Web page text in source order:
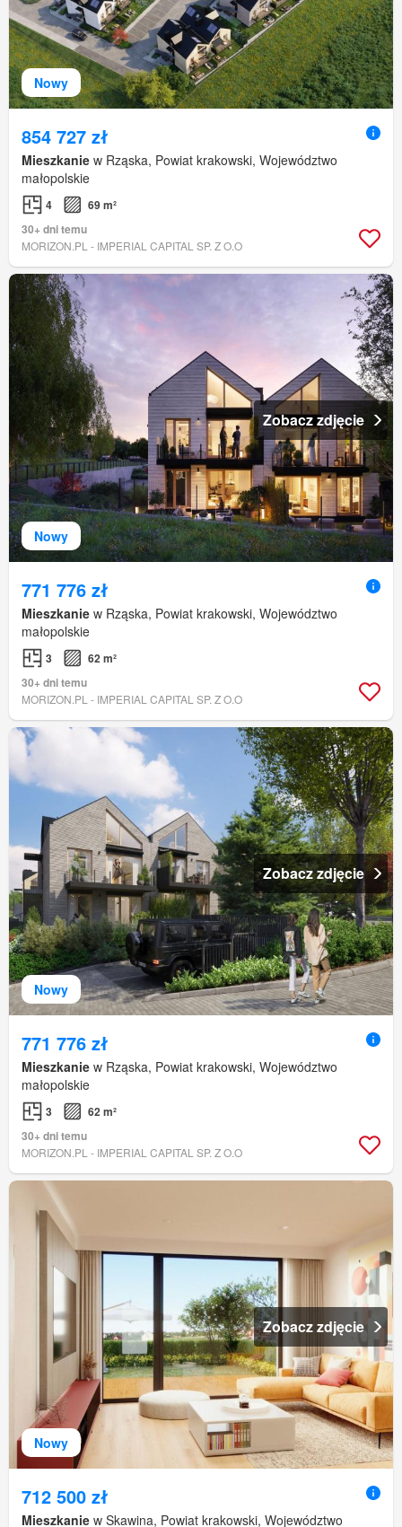
Nowy
854 727 zł
Mieszkanie w Rząska, Powiat krakowski, Województwo
małopolskie
4
69 m²
30+ dni temu
MORIZON.PL - IMPERIAL CAPITAL SP. Z O.O
Nowy
Zobacz zdjęcie
771 776 zł
Mieszkanie w Rząska, Powiat krakowski, Województwo
małopolskie
3
62 m²
30+ dni temu
MORIZON.PL - IMPERIAL CAPITAL SP. Z O.O
Nowy
Zobacz zdjęcie
771 776 zł
Mieszkanie w Rząska, Powiat krakowski, Województwo
małopolskie
3
62 m²
30+ dni temu
MORIZON.PL - IMPERIAL CAPITAL SP. Z O.O
Nowy
Zobacz zdjęcie
712 500 zł
Mieszkanie w Skawina, Powiat krakowski, Województwo